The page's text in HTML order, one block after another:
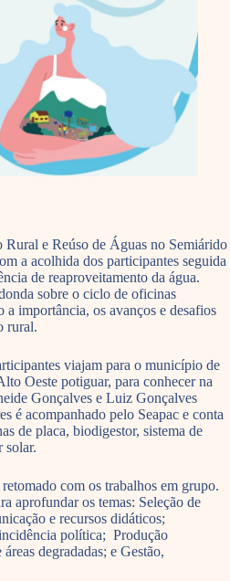
Rural e Reúso de Águas no Semiárido
a acolhida dos participantes seguida
de reaproveitamento da água.
sobre o ciclo de oficinas
a importância, os avanços e desafios
rural.
viajam para o município de
Oeste potiguar, para conhecer na
Gonçalves e Luiz Gonçalves
é acompanhado pelo Seapac e conta
de placa, biodigestor, sistema de
solar.
com os trabalhos em grupo.
aprofundar os temas: Seleção de
e recursos didáticos;
política; Produção
degradadas; e Gestão,